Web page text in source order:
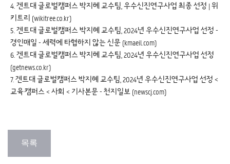
4.겐트대 글로벌캠퍼스 박지혜 교수팀, 우수신진연구사업 최종 선정 | 위
키트리 (wikitree.co.kr)
5.겐트대 글로벌캠퍼스 박지혜 교수팀, 2024년 우수신진연구사업 선정 -
경인매일 - 세력에 타협하지 않는 신문 (kmaeil.com)
6.겐트대 글로벌캠퍼스 박지혜 교수팀, 2024년 우수신진연구사업 선정
(getnews.co.kr)
7.겐트대 글로벌캠퍼스 박지혜 교수팀, 2024년 우수신진연구사업 선정 <
교육·캠퍼스 < 사회 < 기사본문 - 천지일보 (newscj.com)